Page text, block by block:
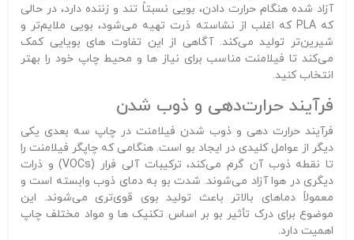
آزاد شده هنگام حرارت دادن، بویی نسبتاً تند و زننده دارد، در حالی
که PLA که اغلب از نشاسته ذرت تهیه می‌شود، بویی ملایم‌تر و
شیرین‌تر تولید می‌کند. آگاهی از این تفاوت‌ های بویایی کمک
می‌کند تا فیلامنت مناسب برای نیاز ها و محیط چاپ خود را بهتر
انتخاب کنید.
فرآیند حرارت‌دهی و ذوب شدن
فرآیند حرارت‌ دهی و ذوب شدن فیلامنت در چاپ سه‌ بعدی یکی
دیگر از عوامل کلیدی در ایجاد بو است. هنگامی که چاپگر فیلامنت را
تا نقطه ذوب آن گرم می‌کند، ترکیبات آلی فرار (VOCs) و ذرات
دیگری در هوا آزاد می‌شوند. شدت بو به دمای ذوب وابسته است و
معمولاً دماهای بالاتر باعث تولید بوی قوی‌تری می‌شوند. این
موضوع برای درک تأثیر بو بر اساس تکنیک‌ ها و مواد مختلف چاپ
اهمیت دارد.